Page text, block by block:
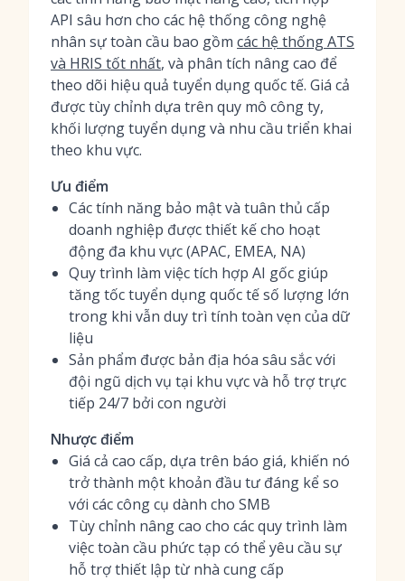
API sâu hơn cho các hệ thống công nghệ
nhân sự toàn cầu bao gồm các hệ thống ATS
và HRIS tốt nhất, và phân tích nâng cao để
theo dõi hiệu quả tuyển dụng quốc tế. Giá cả
được tùy chỉnh dựa trên quy mô công ty,
khối lượng tuyển dụng và nhu cầu triển khai
theo khu vực.
Ưu điểm
Các tính năng bảo mật và tuân thủ cấp
doanh nghiệp được thiết kế cho hoạt
động đa khu vực (APAC, EMEA, NA)
Quy trình làm việc tích hợp AI gốc giúp
tăng tốc tuyển dụng quốc tế số lượng lớn
trong khi vẫn duy trì tính toàn vẹn của dữ
liệu
Sản phẩm được bản địa hóa sâu sắc với
đội ngũ dịch vụ tại khu vực và hỗ trợ trực
tiếp 24/7 bởi con người
Nhược điểm
Giá cả cao cấp, dựa trên báo giá, khiến nó
trở thành một khoản đầu tư đáng kể so
với các công cụ dành cho SMB
Tùy chỉnh nâng cao cho các quy trình làm
việc toàn cầu phức tạp có thể yêu cầu sự
hỗ trợ thiết lập từ nhà cung cấp